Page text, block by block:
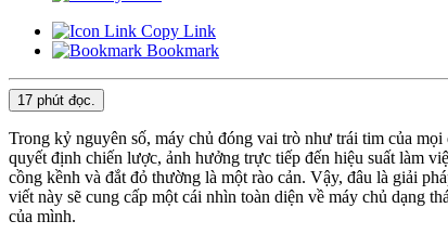
Copy Link
Bookmark
17 phút đọc.
Trong kỷ nguyên số, máy chủ đóng vai trò như trái tim của
quyết định chiến lược, ảnh hưởng trực tiếp đến hiệu suất làm
cồng kềnh và đắt đỏ thường là một rào cản. Vậy, đâu là giải
viết này sẽ cung cấp một cái nhìn toàn diện về máy chủ dạng
của mình.